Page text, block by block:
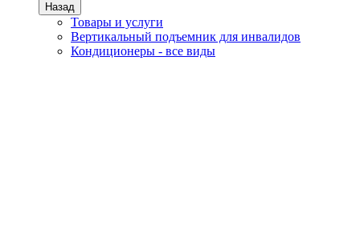
Назад
Товары и услуги
Вертикальный подъемник для инвалидов
Кондиционеры - все виды